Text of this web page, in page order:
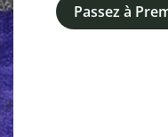
Passez à